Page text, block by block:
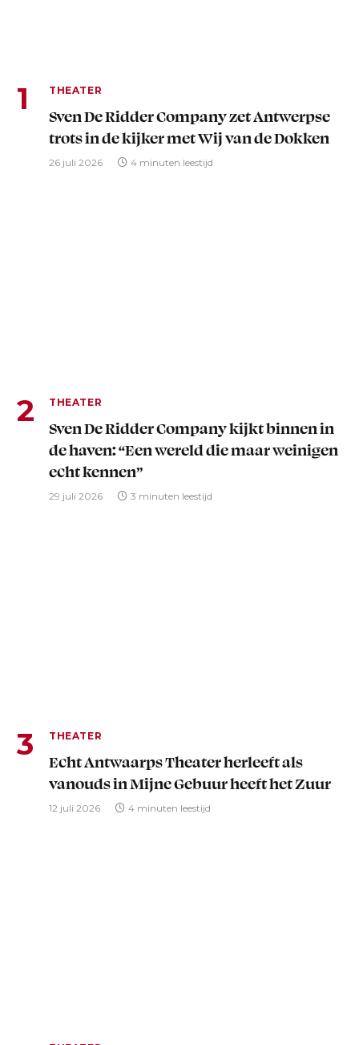
THEATER
Sven De Ridder Company zet Antwerpse
trots in de kijker met Wij van de Dokken
26 juli 2026 4 minuten leestijd
THEATER
Sven De Ridder Company kijkt binnen in
de haven: “Een wereld die maar weinigen
echt kennen”
29 juli 2026 3 minuten leestijd
THEATER
Echt Antwaarps Theater herleeft als
vanouds in Mijne Gebuur heeft het Zuur
12 juli 2026 4 minuten leestijd